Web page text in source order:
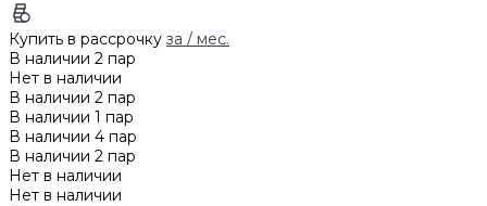
Купить в рассрочку за / мес.
В наличии 2 пар
Нет в наличии
В наличии 2 пар
В наличии 1 пар
В наличии 4 пар
В наличии 2 пар
Нет в наличии
Нет в наличии